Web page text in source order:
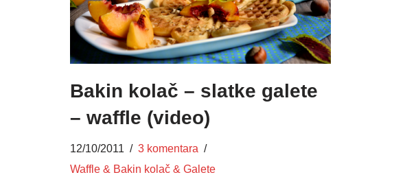
Bakin kolač – slatke galete
– waffle (video)
12/10/2011
3 komentara
Waffle & Bakin kolač & Galete